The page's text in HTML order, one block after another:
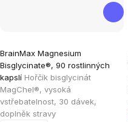
BrainMax Magnesium
Bisglycinate®, 90 rostlinných
kapslí Hořčík bisglycinát
MagChel®, vysoká
vstřebatelnost, 30 dávek,
doplněk stravy
hodnocení
produktu
je
4,9
z